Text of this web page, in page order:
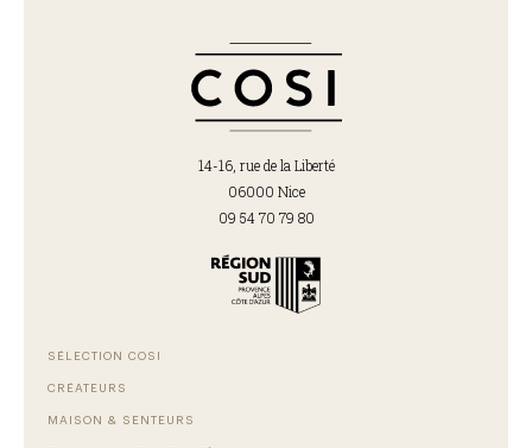
14-16, rue de la Liberté
06000 Nice
09 54 70 79 80
SÉLECTION COSI
CRÉATEURS
MAISON & SENTEURS